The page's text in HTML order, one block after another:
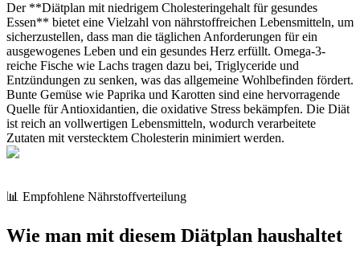
Der **Diätplan mit niedrigem Cholesteringehalt für gesundes
Essen** bietet eine Vielzahl von nährstoffreichen Lebensmitteln, um
sicherzustellen, dass man die täglichen Anforderungen für ein
ausgewogenes Leben und ein gesundes Herz erfüllt. Omega-3-
reiche Fische wie Lachs tragen dazu bei, Triglyceride und
Entzündungen zu senken, was das allgemeine Wohlbefinden fördert.
Bunte Gemüse wie Paprika und Karotten sind eine hervorragende
Quelle für Antioxidantien, die oxidative Stress bekämpfen. Die Diät
ist reich an vollwertigen Lebensmitteln, wodurch verarbeitete
Zutaten mit verstecktem Cholesterin minimiert werden.
📊 Empfohlene Nährstoffverteilung
Wie man mit diesem Diätplan haushaltet